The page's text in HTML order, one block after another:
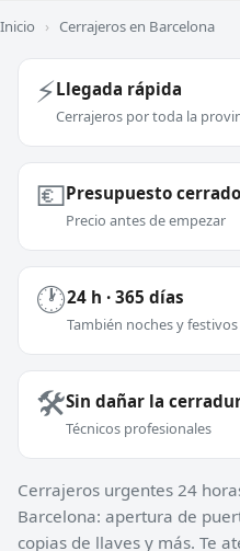
Inicio › Cerrajeros en Barcelona
⚡Llegada rápida
Cerrajeros por toda la
💶Presupuesto cerrado
Precio antes de empezar
🕐24 h · 365 días
También noches y festivos
🛠️Sin dañar la
Técnicos profesionales
Cerrajeros urgentes 24
Barcelona: apertura de
copias de llaves y más. Te